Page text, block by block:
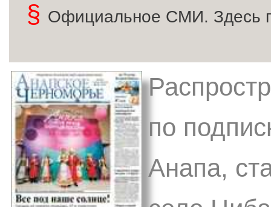
§ Официальное СМИ. Здесь
по
Анапа,